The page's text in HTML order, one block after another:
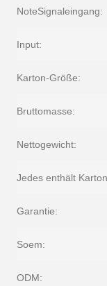
NoteSignaleingang:
Input:
Karton-Größe:
Bruttomasse:
Nettogewicht:
Jedes enthält
Garantie:
Soem:
ODM: